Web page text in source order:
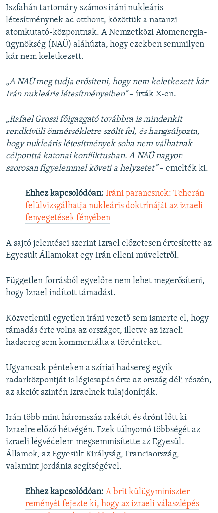
v
i
o
u
s
i
t
s
l
i
d
Iszfahán tartomány számos iráni nukleáris
létesítménynek ad otthont, közöttük a natanzi
atomkutató-központnak. A Nemzetközi Atomenergia-
ügynökség (NAÜ) aláhúzta, hogy ezekben semmilyen
kár nem keletkezett.
„A NAÜ meg tudja erősíteni, hogy nem keletkezett kár
Irán nukleáris létesítményeiben”– írták X-en.
„Rafael Grossi főigazgató továbbra is mindenkit
rendkívüli önmérsékletre szólít fel, és hangsúlyozta,
hogy nukleáris létesítmények soha nem válhatnak
célponttá katonai konfliktusban. A NAÜ nagyon
szorosan figyelemmel követi a helyzetet”– emelték ki.
Ehhez kapcsolódóan: Iráni parancsnok: Teherán
felülvizsgálhatja nukleáris doktrínáját az izraeli
fenyegetések fényében
A sajtó jelentései szerint Izrael előzetesen értesítette az
Egyesült Államokat egy Irán elleni műveletről.
Független forrásból egyelőre nem lehet megerősíteni,
hogy Izrael indított támadást.
Közvetlenül egyetlen iráni vezető sem ismerte el, hogy
támadás érte volna az országot, illetve az izraeli
hadsereg sem kommentálta a történteket.
Ugyancsak pénteken a szíriai hadsereg egyik
radarközpontját is légicsapás érte az ország déli részén,
az akciót szintén Izraelnek tulajdonítják.
Irán több mint háromszáz rakétát és drónt lőtt ki
Izraelre előző hétvégén. Ezek túlnyomó többségét az
izraeli légvédelem megsemmisítette az Egyesült
Államok, az Egyesült Királyság, Franciaország,
valamint Jordánia segítségével.
Ehhez kapcsolódóan: A brit külügyminiszter
reményét fejezte ki, hogy az izraeli válaszlépés